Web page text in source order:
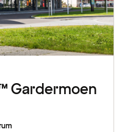
Gardermoen